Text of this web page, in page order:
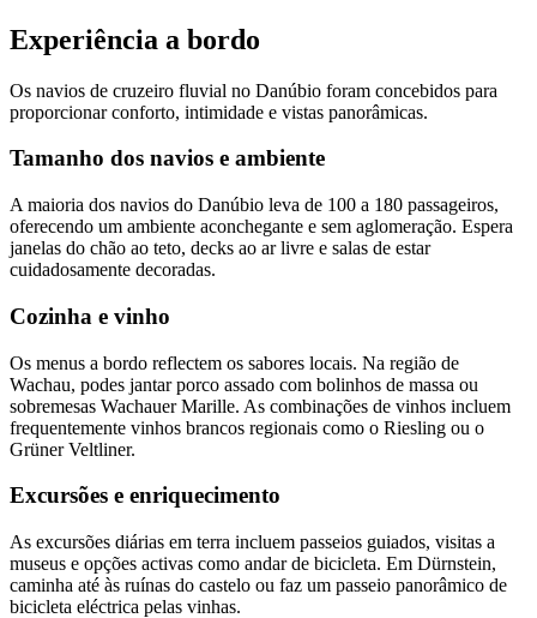
Experiência a bordo
Os navios de cruzeiro fluvial no Danúbio foram concebidos para
proporcionar conforto, intimidade e vistas panorâmicas.
Tamanho dos navios e ambiente
A maioria dos navios do Danúbio leva de 100 a 180 passageiros,
oferecendo um ambiente aconchegante e sem aglomeração. Espera
janelas do chão ao teto, decks ao ar livre e salas de estar
cuidadosamente decoradas.
Cozinha e vinho
Os menus a bordo reflectem os sabores locais. Na região de
Wachau, podes jantar porco assado com bolinhos de massa ou
sobremesas Wachauer Marille. As combinações de vinhos incluem
frequentemente vinhos brancos regionais como o Riesling ou o
Grüner Veltliner.
Excursões e enriquecimento
As excursões diárias em terra incluem passeios guiados, visitas a
museus e opções activas como andar de bicicleta. Em Dürnstein,
caminha até às ruínas do castelo ou faz um passeio panorâmico de
bicicleta eléctrica pelas vinhas.